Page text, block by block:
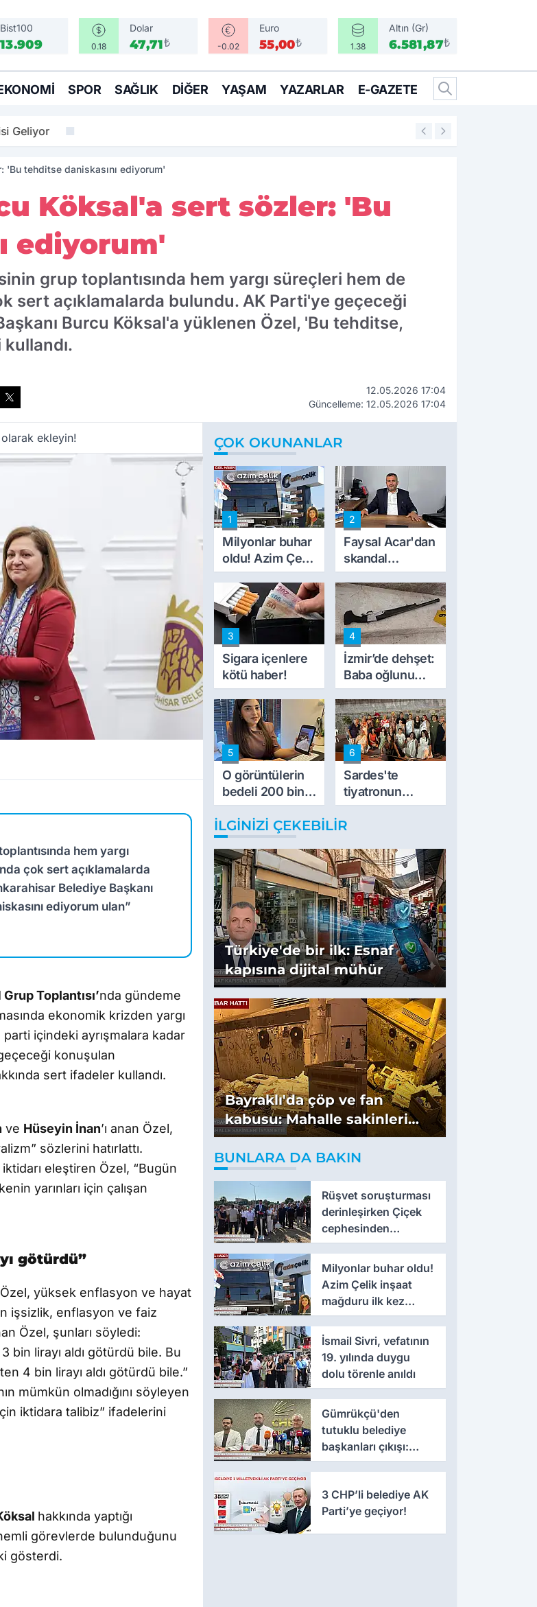
Bist100
13.909 0.18
Dolar
47,71₺ -0.02
Euro
55,00₺ 1.38
Altın (Gr)
6.581,87₺
SPOR SAĞLIK DIĞER YAŞAM YAZARLAR E-GAZETE
Geliyor 09:21
tehditse daniskasını ediyorum'
Köksal'a sert sözler: 'Bu
ediyorum'
grup toplantısında hem yargı süreçleri hem de
sert açıklamalarda bulundu. AK Parti'ye geçeceği
Burcu Köksal'a yüklenen Özel, 'Bu tehditse,
12.05.2026 17:04
Güncelleme: 12.05.2026 17:04
ekleyin!
hem yargı
çok sert açıklamalarda
Belediye Başkanı
ediyorum ulan”
Toplantısı’nda gündeme
ekonomik krizden yargı
içindeki ayrışmalara kadar
konuşulan
sert ifadeler kullandı.
ve Hüseyin İnan’ı anan Özel,
sözlerini hatırlattı.
eleştiren Özel, “Bugün
yarınları için çalışan
götürdü”
yüksek enflasyon ve hayat
işsizlik, enflasyon ve faiz
Özel, şunları söyledi:
bin lirayı aldı götürdü bile. Bu
4 bin lirayı aldı götürdü bile.”
mümkün olmadığını söyleyen
iktidara talibiz” ifadelerini
hakkında yaptığı
görevlerde bulunduğunu
gösterdi.
ÇOK OKUNANLAR
1
Milyonlar buhar
oldu! Azim Çelik
inşaat mağduru
ilk kez konuştu
2
Faysal Acar'dan
skandal
açıklamalar:
'Haluk Levent
peynircilerimizi
de kıskaca aldı,
müdahale ettik'
3
Sigara içenlere
kötü haber!
4
İzmir’de dehşet:
Baba oğlunu
vurdu
5
O görüntülerin
bedeli 200 bin
TL
6
Sardes'te
tiyatronun
imece ruhu
binlerce yıllık
İLGINIZI ÇEKEBILIR
Türkiye'de bir ilk: Esnaf
kapısına dijital mühür
Bayraklı'da çöp ve fan
kabusu: Mahalle sakinleri
isyan etti
BUNLARA DA BAKIN
Rüşvet soruşturması
derinleşirken Çiçek
cephesinden
'montaj' savunması
Milyonlar buhar oldu!
Azim Çelik inşaat
mağduru ilk kez
konuştu
İsmail Sivri, vefatının
19. yılında duygu
dolu törenle anıldı
Gümrükçü'den
tutuklu belediye
başkanları çıkışı:
'Yıllarca iddianame
3 CHP’li belediye AK
Parti’ye geçiyor!